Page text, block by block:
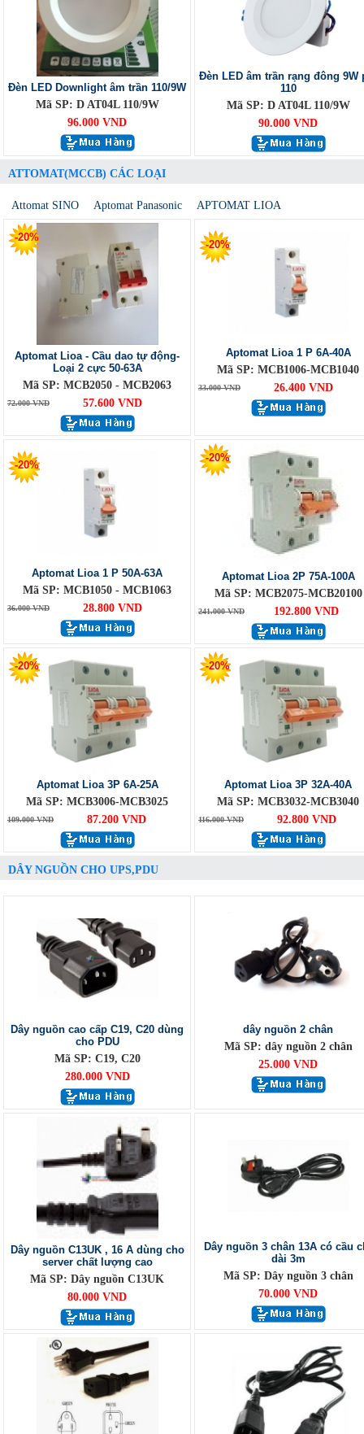
Đèn LED Downlight âm trần 110/9W
Mã SP: D AT04L 110/9W
96.000 VND
Đèn LED âm trần rạng đông 9W
110
Mã SP: D AT04L 110/9W
90.000 VND
ATTOMAT(MCCB) CÁC LOẠI
Attomat SINO Aptomat Panasonic APTOMAT LIOA
-20%
Aptomat Lioa - Cầu dao tự động-
Loại 2 cực 50-63A
Mã SP: MCB2050 - MCB2063
72.000 VND 57.600 VND
-20%
Aptomat Lioa 1 P 6A-40A
Mã SP: MCB1006-MCB1040
33.000 VND 26.400 VND
-20%
Aptomat Lioa 1 P 50A-63A
Mã SP: MCB1050 - MCB1063
36.000 VND 28.800 VND
-20%
Aptomat Lioa 2P 75A-100A
Mã SP: MCB2075-MCB20100
241.000 VND 192.800 VND
-20%
Aptomat Lioa 3P 6A-25A
Mã SP: MCB3006-MCB3025
109.000 VND 87.200 VND
-20%
Aptomat Lioa 3P 32A-40A
Mã SP: MCB3032-MCB3040
116.000 VND 92.800 VND
DÂY NGUỒN CHO UPS,PDU
Dây nguồn cao cấp C19, C20 dùng
cho PDU
Mã SP: C19, C20
280.000 VND
dây nguồn 2 chân
Mã SP: dây nguồn 2 chân
25.000 VND
Dây nguồn C13UK , 16 A dùng cho
server chất lượng cao
Mã SP: Dây nguồn C13UK
80.000 VND
Dây nguồn 3 chân 13A có cầu
dài 3m
Mã SP: Dây nguồn 3 chân
70.000 VND